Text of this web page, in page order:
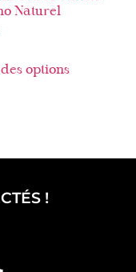
Naturel
options
!